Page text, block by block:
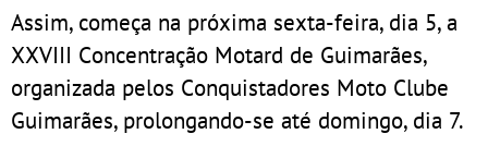
Assim, começa na próxima sexta-feira, dia 5, a
XXVIII Concentração Motard de Guimarães,
organizada pelos Conquistadores Moto Clube
Guimarães, prolongando-se até domingo, dia 7.